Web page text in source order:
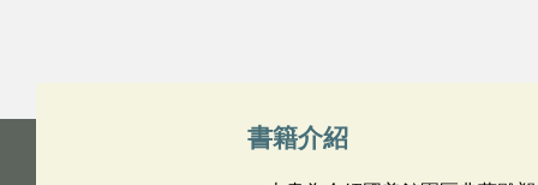
書籍介紹